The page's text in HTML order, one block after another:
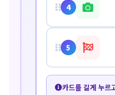
4
5
카드를 길게 누르